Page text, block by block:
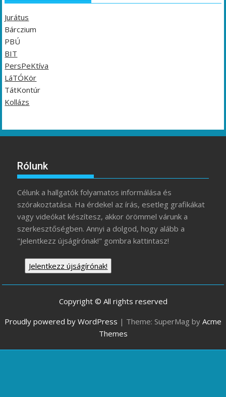
Jurátus
Bárczium
PBÚ
BIT
PersPeKtíva
LáTÓKör
TátKontúr
Kollázs
Rólunk
Célunk a hallgatók folyamatos informálása és
szórakoztatása. Ha érdekel az írás, esetleg grafikákat
vagy videókat készítesz, akkor örömmel várunk a
szerkesztőségben. Annyi a dolgod, hogy alább a
"Jelentkezz újságírónak!" gombra kattintasz!
Jelentkezz újságírónak!
Copyright © All rights reserved
Proudly powered by WordPress | Theme: SuperMag by Acme
Themes